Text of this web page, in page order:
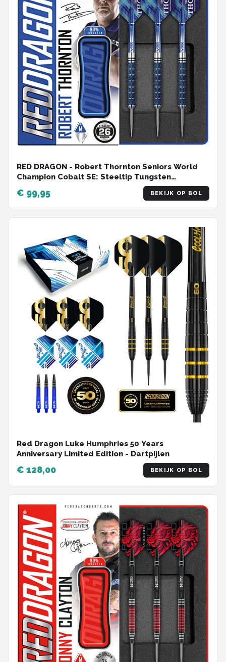
RED DRAGON - Robert Thornton Seniors World
Champion Cobalt SE: Steeltip Tungsten
Dartpijlen Professioneel - 26 gram
€ 99,95 BEKIJK OP BOL
Red Dragon Luke Humphries 50 Years
Anniversary Limited Edition - Dartpijlen
€ 128,00 BEKIJK OP BOL